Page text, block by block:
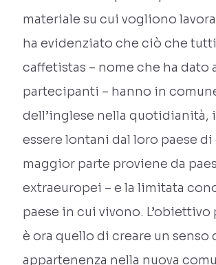
materiale su cui vogliono
ha evidenziato che ciò che
caffetistas – nome che ha dato
partecipanti – hanno in
dell’inglese nella quotidianità,
essere lontani dal loro paese di
maggior parte proviene da
extraeuropei – e la limitata
paese in cui vivono.
è ora quello di creare un senso
appartenenza nella nuova